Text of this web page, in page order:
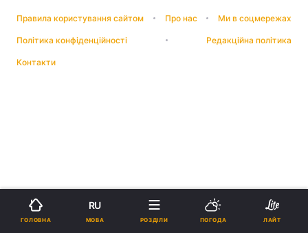
Правила користування сайтом Про нас Ми в соцмережах
Політика конфіденційності Редакційна політика
Контакти
ГОЛОВНА
RU
МОВА РОЗДІЛИ ПОГОДА ЛАЙТ